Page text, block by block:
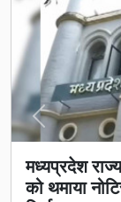
मध्यप्रदेश
को थमाया
Previous